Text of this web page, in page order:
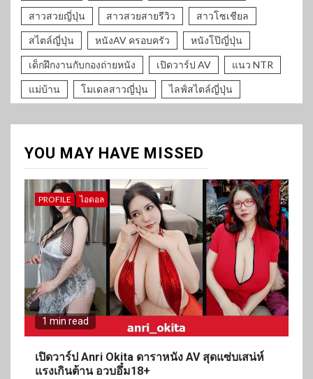
สาวสวยญี่ปุ่น สาวสวยสายรีวิว สาวโซเชียล
สไตล์ญี่ปุ่น หนังAV ครอบครัว หนังโป๊ญี่ปุ่น
เด็กฝึกงานกับกองถ่ายหนัง เปิดวาร์ป AV แนว NTR
แม่บ้าน โมเดลสาวญี่ปุ่น ไลฟ์สไตล์ญี่ปุ่น
YOU MAY HAVE MISSED
PROFILE ไอดอล
1 min read
เปิดวาร์ป Anri Okita ดาราหนัง AV สุดแซ่บเสน่ห์
แรงเกินต้าน อวบอึ๋ม18+